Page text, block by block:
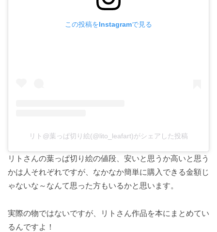
この投稿をInstagramで見る
リト@葉っぱ切り絵(@lito_leafart)がシェアした投稿
リトさんの葉っぱ切り絵の値段、安いと思うか高いと思う
かは人それぞれですが、なかなか簡単に購入できる金額じ
ゃないな～なんて思った方もいるかと思います。
実際の物ではないですが、リトさん作品を本にまとめてい
るんですよ！